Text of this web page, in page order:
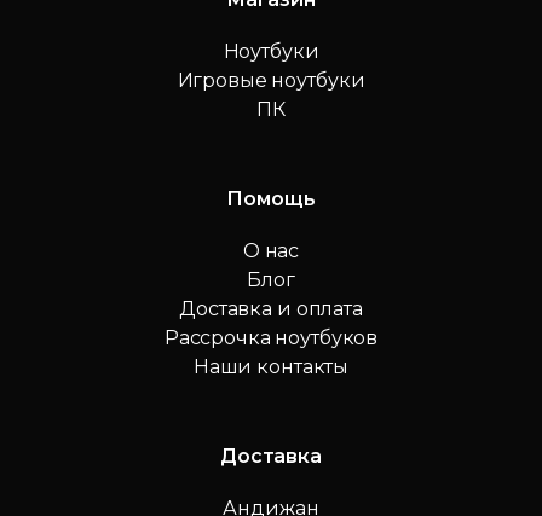
Ноутбуки
Игровые ноутбуки
ПК
Помощь
О нас
Блог
Доставка и оплата
Рассрочка ноутбуков
Наши контакты
Доставка
Андижан